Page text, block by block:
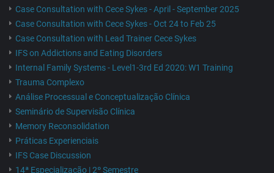
Case Consultation with Cece Sykes - April - September 2025
Case Consultation with Cece Sykes - Oct 24 to Feb 25
Case Consultation with Lead Trainer Cece Sykes
IFS on Addictions and Eating Disorders
Internal Family Systems - Level1-3rd Ed 2020: W1 Training
Trauma Complexo
Análise Processual e Conceptualização Clínica
Seminário de Supervisão Clínica
Memory Reconsolidation
Práticas Experienciais
IFS Case Discussion
14ª Especialização | 2º Semestre